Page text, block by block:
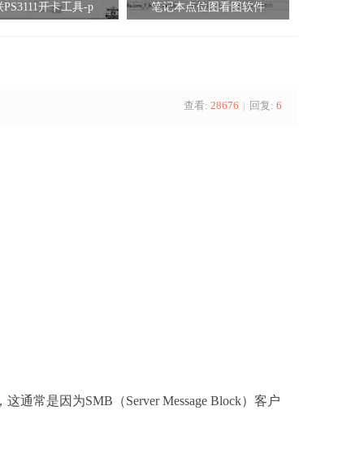
PS3111开卡工具-p 笔记本点位图看图软件
查看: 28676 | 回复: 6
这通常是因为SMB（Server Message Block）客户